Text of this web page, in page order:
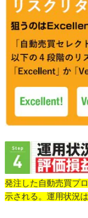
発注した自動売買プ
示される。運用状況